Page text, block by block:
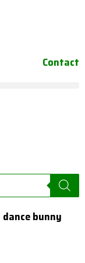
Contact
bunny